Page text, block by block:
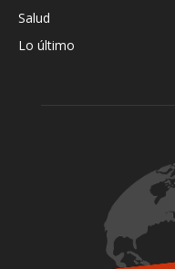
Salud
Lo último